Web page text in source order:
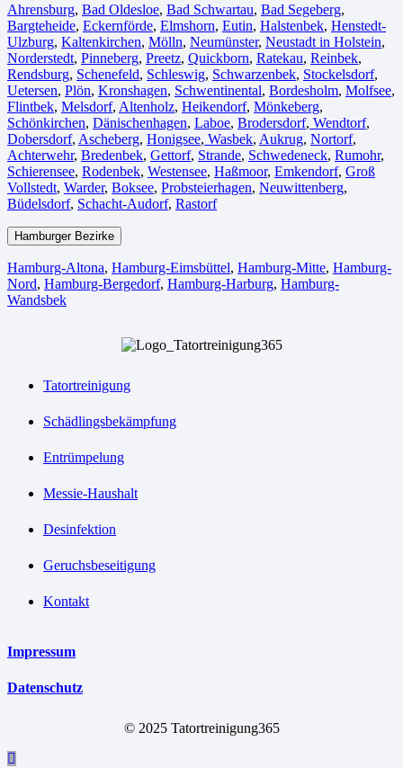
Ahrensburg, Bad Oldesloe, Bad Schwartau, Bad Segeberg,
Bargteheide, Eckernförde, Elmshorn, Eutin, Halstenbek, Henstedt-
Ulzburg, Kaltenkirchen, Mölln, Neumünster, Neustadt in Holstein,
Norderstedt, Pinneberg, Preetz, Quickborn, Ratekau, Reinbek,
Rendsburg, Schenefeld, Schleswig, Schwarzenbek, Stockelsdorf,
Uetersen, Plön, Kronshagen, Schwentinental, Bordesholm, Molfsee,
Flintbek, Melsdorf, Altenholz, Heikendorf, Mönkeberg,
Schönkirchen, Dänischenhagen, Laboe, Brodersdorf, Wendtorf,
Dobersdorf, Ascheberg, Honigsee, Wasbek, Aukrug, Nortorf,
Achterwehr, Bredenbek, Gettorf, Strande, Schwedeneck, Rumohr,
Schierensee, Rodenbek, Westensee, Haßmoor, Emkendorf, Groß
Vollstedt, Warder, Boksee, Probsteierhagen, Neuwittenberg,
Büdelsdorf, Schacht-Audorf, Rastorf
Hamburger Bezirke
Hamburg-Altona, Hamburg-Eimsbüttel, Hamburg-Mitte, Hamburg-
Nord, Hamburg-Bergedorf, Hamburg-Harburg, Hamburg-
Wandsbek
Tatortreinigung
Schädlingsbekämpfung
Entrümpelung
Messie-Haushalt
Desinfektion
Geruchsbeseitigung
Kontakt
Impressum
Datenschutz
© 2025 Tatortreinigung365